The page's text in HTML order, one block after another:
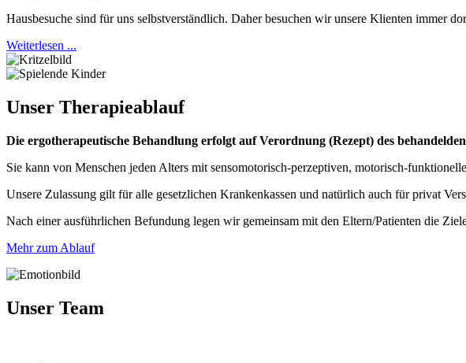
Hausbesuche sind für uns selbstverständlich. Daher besuchen wir unsere Klienten immer
Weiterlesen ...
Unser Therapieablauf
Die ergotherapeutische Behandlung erfolgt auf Verordnung (Rezept) des
Sie kann von Menschen jeden Alters mit sensomotorisch-perzeptiven, motorisch-
Unsere Zulassung gilt für alle gesetzlichen Krankenkassen und natürlich auch für privat
Nach einer ausführlichen Befundung legen wir gemeinsam mit den Eltern/Patienten die
Mehr zum Ablauf
Unser Team